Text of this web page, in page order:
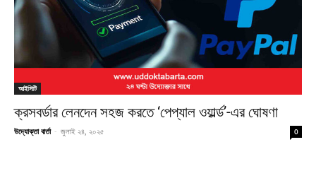
আইসিটি
ক্রসবর্ডার লেনদেন সহজ করতে ‘পেপ্যাল ওয়ার্ল্ড’-এর ঘোষণা
উদ্যোক্তা বার্তা - জুলাই ২৪, ২০২৫ 0